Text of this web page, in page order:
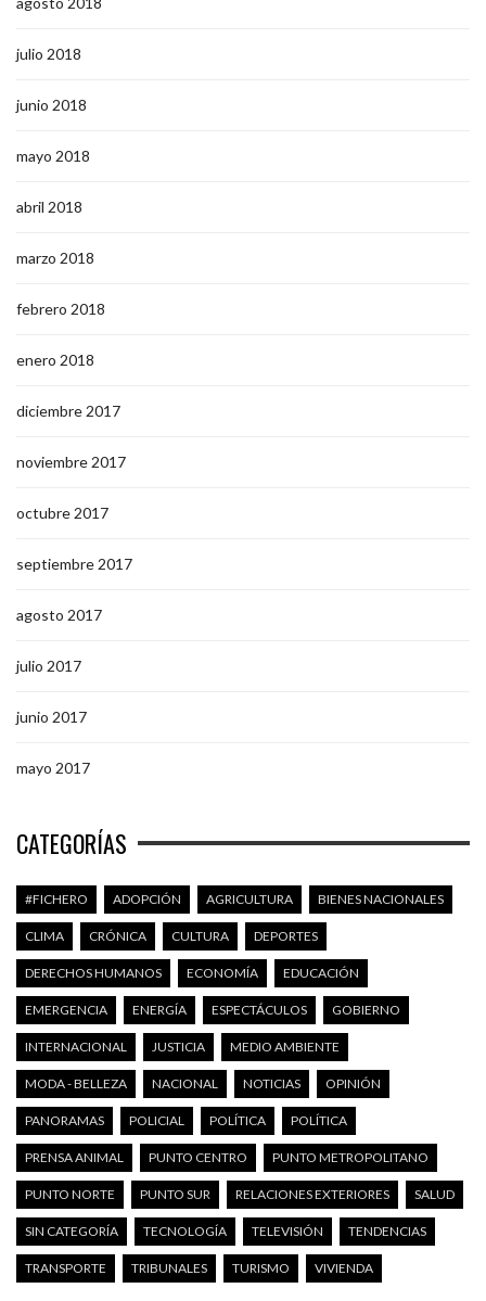
julio 2018
junio 2018
mayo 2018
abril 2018
marzo 2018
febrero 2018
enero 2018
diciembre 2017
noviembre 2017
octubre 2017
septiembre 2017
agosto 2017
julio 2017
junio 2017
mayo 2017
CATEGORÍAS
#FICHERO ADOPCIÓN AGRICULTURA BIENES NACIONALES
CLIMA CRÓNICA CULTURA DEPORTES
DERECHOS HUMANOS ECONOMÍA EDUCACIÓN
EMERGENCIA ENERGÍA ESPECTÁCULOS GOBIERNO
INTERNACIONAL JUSTICIA MEDIO AMBIENTE
MODA - BELLEZA NACIONAL NOTICIAS OPINIÓN
PANORAMAS POLICIAL POLÍTICA POLÍTICA
PRENSA ANIMAL PUNTO CENTRO PUNTO METROPOLITANO
PUNTO NORTE PUNTO SUR RELACIONES EXTERIORES SALUD
SIN CATEGORÍA TECNOLOGÍA TELEVISIÓN TENDENCIAS
TRANSPORTE TRIBUNALES TURISMO VIVIENDA